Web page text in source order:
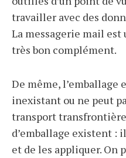
travailler avec des
La messagerie mail
très bon complément.
De même, l’emballage
inexistant ou ne peut
transport
d’emballage existent :
et de les appliquer. On